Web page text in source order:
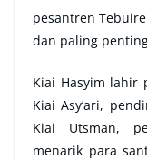
pesantren
dan paling
Kiai Hasyim lahir
Kiai Asy’ari,
Kiai Utsman,
menarik para